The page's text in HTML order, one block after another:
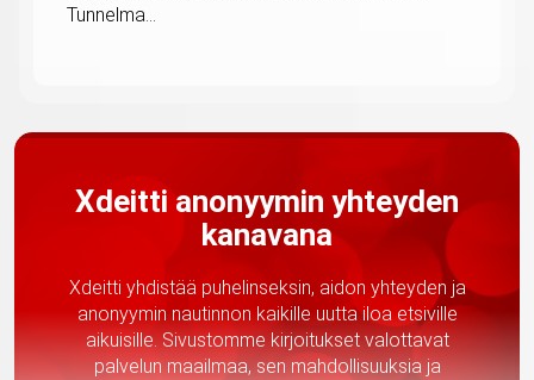
Tunnelma...
Xdeitti anonyymin yhteyden
kanavana
Xdeitti yhdistää puhelinseksin, aidon yhteyden ja
anonyymin nautinnon kaikille uutta iloa etsiville
aikuisille. Sivustomme kirjoitukset valottavat
palvelun maailmaa, sen mahdollisuuksia ja